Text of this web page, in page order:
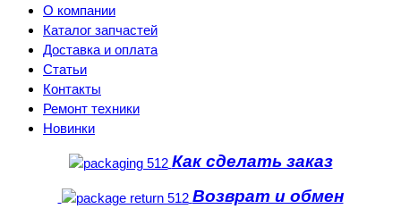
О компании
Каталог запчастей
Доставка и оплата
Статьи
Контакты
Ремонт техники
Новинки
Как сделать заказ
Возврат и обмен